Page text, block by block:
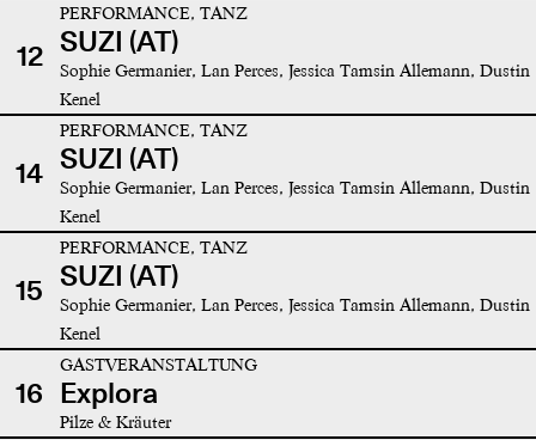
12
PERFORMANCE, TANZ
SUZI (AT)
Sophie Germanier, Lan Perces, Jessica Tamsin Allemann, Dustin
Kenel
14
PERFORMANCE, TANZ
SUZI (AT)
Sophie Germanier, Lan Perces, Jessica Tamsin Allemann, Dustin
Kenel
15
PERFORMANCE, TANZ
SUZI (AT)
Sophie Germanier, Lan Perces, Jessica Tamsin Allemann, Dustin
Kenel
16
GASTVERANSTALTUNG
Explora
Pilze & Kräuter